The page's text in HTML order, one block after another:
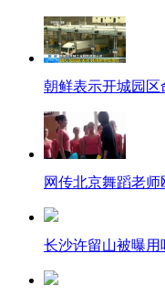
朝鲜表示开城园区
网传北京舞蹈老
长沙许留山被曝用